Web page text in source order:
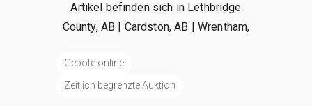
Artikel befinden sich in Lethbridge
County, AB | Cardston, AB | Wrentham,
Gebote online
Zeitlich begrenzte Auktion